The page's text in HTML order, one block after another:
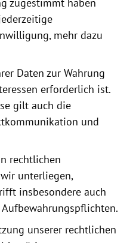
mehr dazu
Daten zur Wahrung
erforderlich ist.
gilt auch die
und
rechtlichen
unterliegen,
insbesondere auch
unserer rechtlichen